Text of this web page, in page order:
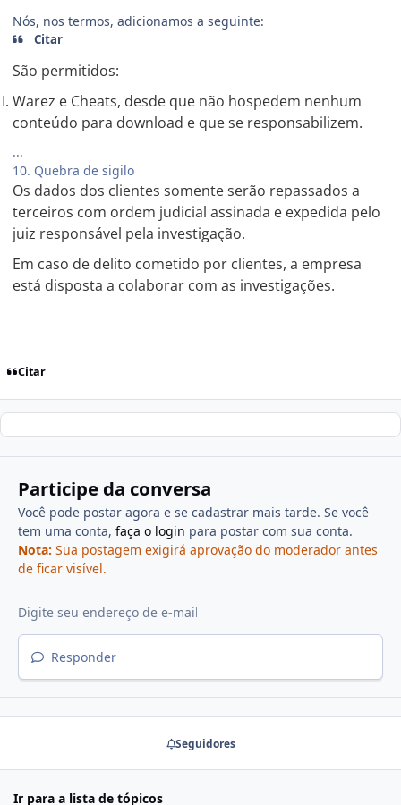
Nós, nos termos, adicionamos a seguinte:
Citar
São permitidos:
Warez e Cheats, desde que não hospedem nenhum
conteúdo para download e que se responsabilizem.
...
10. Quebra de sigilo
Os dados dos clientes somente serão repassados a
terceiros com ordem judicial assinada e expedida pelo
juiz responsável pela investigação.
Em caso de delito cometido por clientes, a empresa
está disposta a colaborar com as investigações.
Citar
Participe da conversa
Você pode postar agora e se cadastrar mais tarde. Se você
tem uma conta, faça o login para postar com sua conta.
Nota: Sua postagem exigirá aprovação do moderador antes
de ficar visível.
Responder
Seguidores
Ir para a lista de tópicos